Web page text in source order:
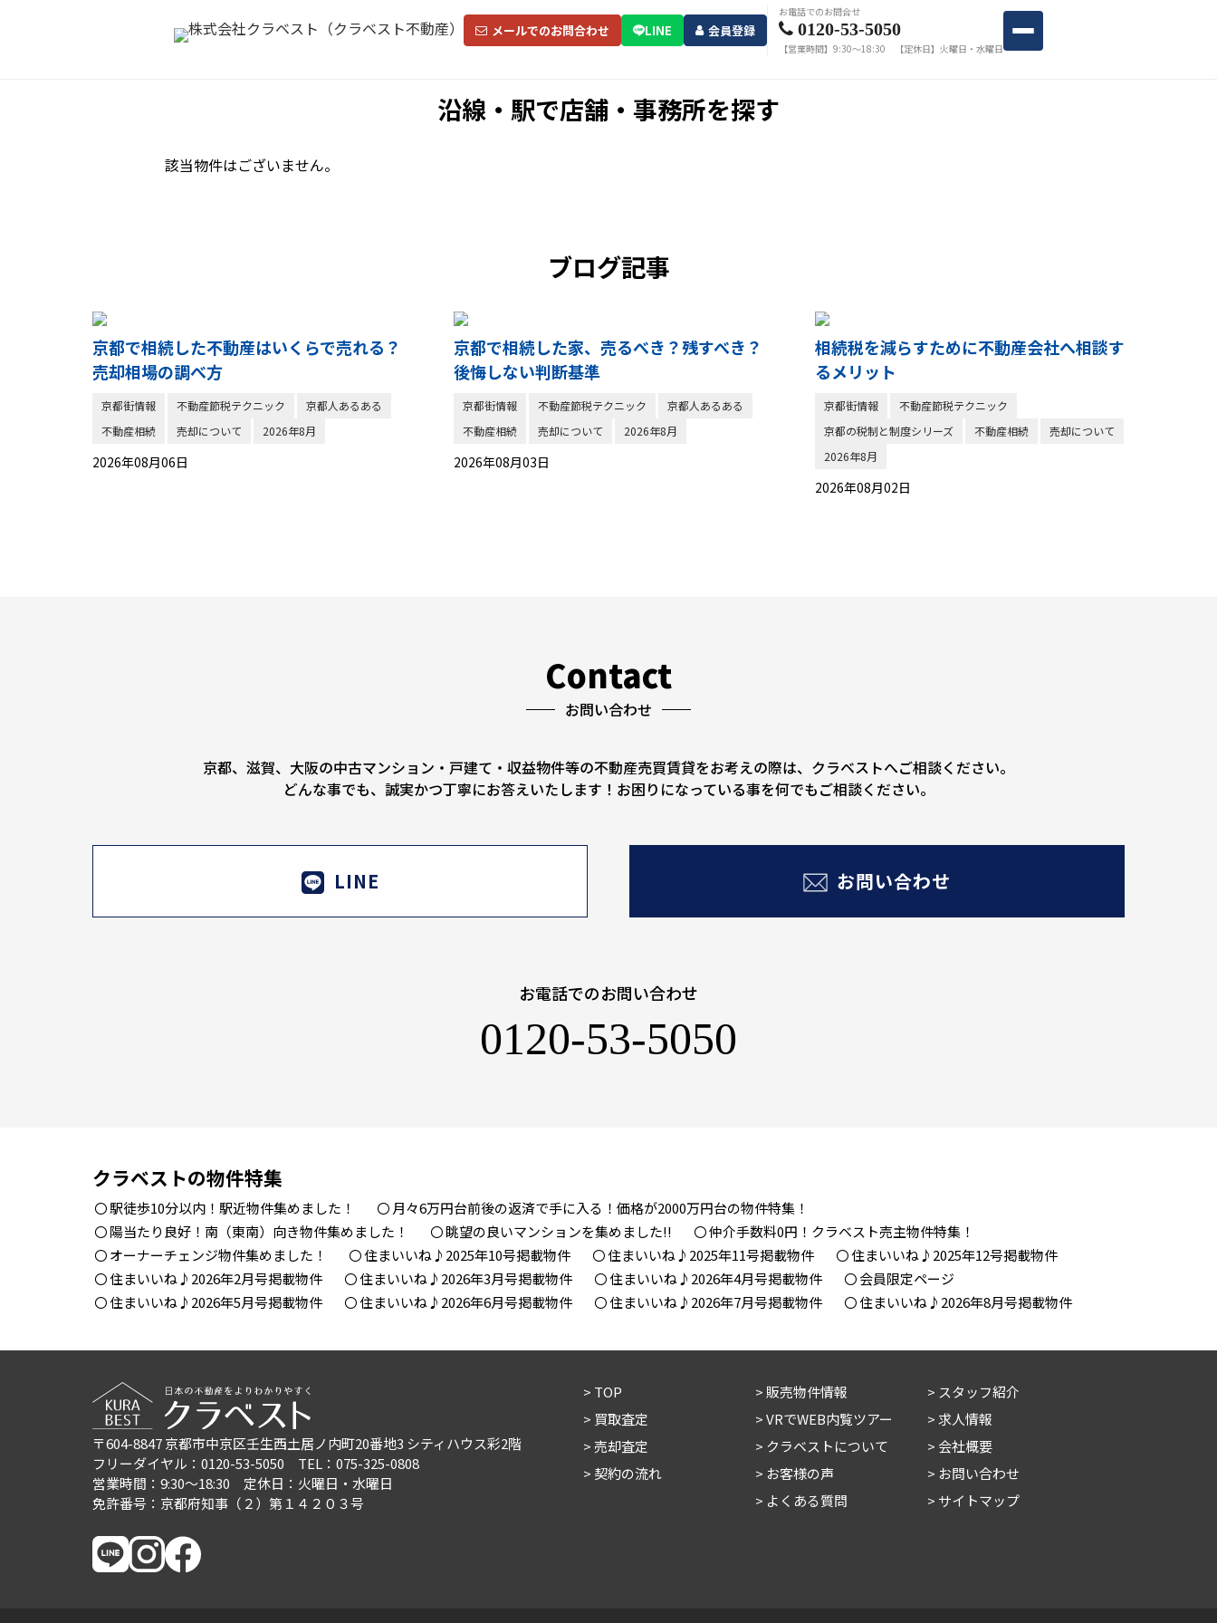
メールでのお問合わせ LINE 会員登録
お電話でのお問合せ
0120-53-5050
【営業時間】9:30〜18:30 【定休日】火曜日・水曜日
沿線・駅で店舗・事務所を探す
該当物件はございません。
ブログ記事
京都で相続した不動産はいくらで売れる？
売却相場の調べ方
京都街情報 不動産節税テクニック
京都人あるある
不動産相続
売却について 2026年8月
2026年08月06日
京都で相続した家、売るべき？残すべき？
後悔しない判断基準
京都街情報 不動産節税テクニック
京都人あるある
不動産相続
売却について 2026年8月
2026年08月03日
相続税を減らすために不動産会社へ相談す
るメリット
京都街情報
不動産節税テクニック
京都の税制と制度シリーズ
不動産相続
売却について
2026年8月
2026年08月02日
Contact
お問い合わせ
京都、滋賀、大阪の中古マンション・戸建て・収益物件等の不動産売買賃貸をお考えの際は、クラベストへご相談ください。
どんな事でも、誠実かつ丁寧にお答えいたします！お困りになっている事を何でもご相談ください。
LINE お問い合わせ
お電話でのお問い合わせ
0120-53-5050
クラベストの物件特集
駅徒歩10分以内！駅近物件集めました！
月々6万円台前後の返済で手に入る！価格が2000万円台の物件特集！
陽当たり良好！南（東南）向き物件集めました！
眺望の良いマンションを集めました!!
仲介手数料0円！クラベスト売主物件特集！
オーナーチェンジ物件集めました！
住まいいね♪2025年10号掲載物件 住まいいね♪2025年11号掲載物件
住まいいね♪2025年12号掲載物件
住まいいね♪2026年2月号掲載物件
住まいいね♪2026年3月号掲載物件 住まいいね♪2026年4月号掲載物件
会員限定ページ
住まいいね♪2026年5月号掲載物件
住まいいね♪2026年6月号掲載物件 住まいいね♪2026年7月号掲載物件 住まいいね♪2026年8月号掲載物件
〒604-8847京都市中京区壬生西土居ノ内町20番地3 シティハウス彩2階
フリーダイヤル：0120-53-5050
TEL：075-325-0808
営業時間：9:30〜18:30 定休日：火曜日・水曜日
免許番号：京都府知事（２）第１４２０３号
TOP
買取査定
売却査定
契約の流れ
販売物件情報
VRでWEB内覧ツアー
クラベストについて
お客様の声
よくある質問
スタッフ紹介
求人情報
会社概要
お問い合わせ
サイトマップ